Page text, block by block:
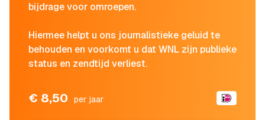
bijdrage voor omroepen.
Hiermee helpt u ons journalistieke geluid te
behouden en voorkomt u dat WNL zijn publieke
status en zendtijd verliest.
€ 8,50 per jaar